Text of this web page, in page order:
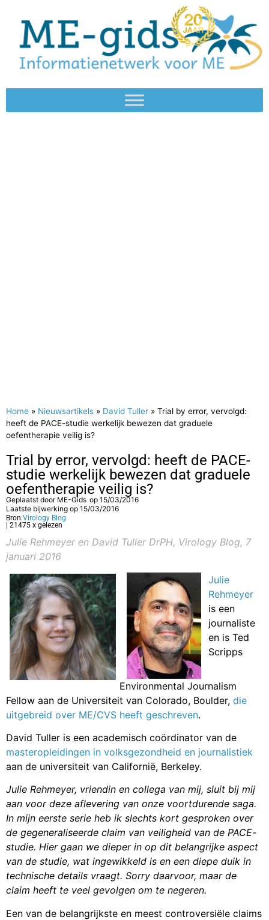
Home » Nieuwsartikels » David Tuller » Trial by error, vervolgd:
heeft de PACE-studie werkelijk bewezen dat graduele
oefentherapie veilig is?
Trial by error, vervolgd: heeft de PACE-
studie werkelijk bewezen dat graduele
oefentherapie veilig is?
Geplaatst door ME-Gids op 15/03/2016
Laatste bijwerking op 15/03/2016
Bron:Virology Blog
| 21475 x gelezen
Julie Rehmeyer en David Tuller DrPH, Virology Blog, 7
januari 2016
Julie
Rehmeyer
is een
journaliste
en is Ted
Scripps
Environmental Journalism
Fellow aan de Universiteit van Colorado, Boulder, die
uitgebreid over ME/CVS heeft geschreven.
David Tuller is een academisch coördinator van de
masteropleidingen in volksgezondheid en journalistiek
aan de universiteit van Californië, Berkeley.
Julie Rehmeyer, vriendin en collega van mij, sluit bij mij
aan voor deze aflevering van onze voortdurende saga.
In mijn eerste serie heb ik slechts kort gesproken over
de gegeneraliseerde claim van veiligheid van de PACE-
studie. Hier gaan we dieper in op dit belangrijke aspect
van de studie, wat ingewikkeld is en een diepe duik in
technische details vraagt. Sorry daarvoor, maar de
claim heeft te veel gevolgen om te negeren.
Een van de belangrijkste en meest controversiële claims